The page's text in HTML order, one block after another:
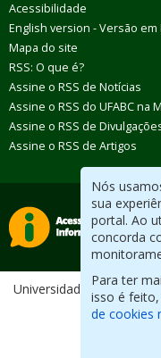
Nós
sua
portal. Ao
concorda
Para ter
isso é
de cookies
Acessibilidade
English version - Versão em
Mapa do site
RSS: O que é?
Assine o RSS de Notícias
Assine o RSS do UFABC na
Assine o RSS de
Assine o RSS de Artigos
Universidade Federal do
aberto.